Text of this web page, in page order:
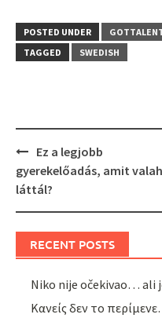
POSTED UNDER
TAGGED
SWEDISH
Post
navigation
Ez a legjobb
gyerekelőadás, amit
láttál?
RECENT POSTS
Niko nije očekivao… ali
Κανείς δεν το